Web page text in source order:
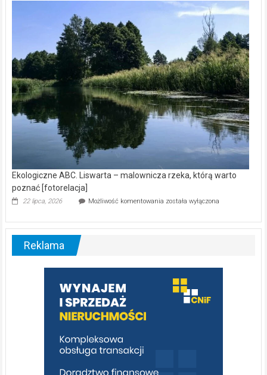
kamerą
wśród
Ekologiczne ABC. Liswarta – malownicza rzeka, którą warto
poznać [fotorelacja]
22 lipca, 2026 Możliwość komentowania Ekologiczne
–
warto
poznać
[fotorelacja]
została wyłączona
Reklama